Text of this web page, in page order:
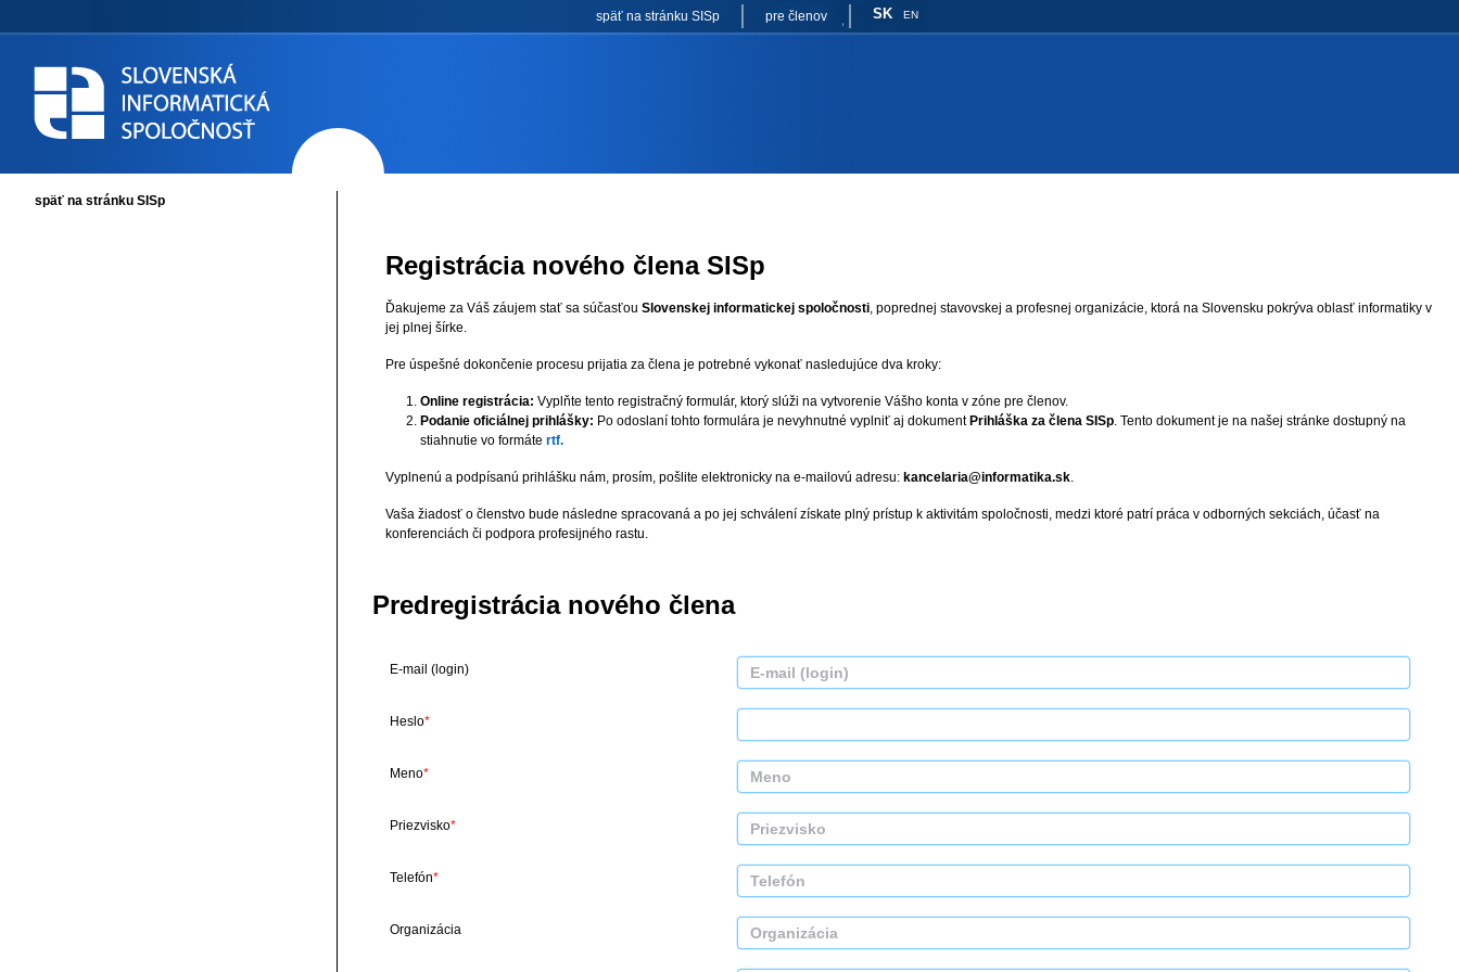
späť na stránku SISp pre členov SK EN
späť na stránku SISp
Registrácia nového člena SISp
Ďakujeme za Váš záujem stať sa súčasťou Slovenskej informatickej spoločnosti, poprednej stavovskej a profesnej organizácie, ktorá na Slovensku pokrýva oblasť informatiky v
jej plnej šírke.
Pre úspešné dokončenie procesu prijatia za člena je potrebné vykonať nasledujúce dva kroky:
Online registrácia: Vyplňte tento registračný formulár, ktorý slúži na vytvorenie Vášho konta v zóne pre členov.
Podanie oficiálnej prihlášky: Po odoslaní tohto formulára je nevyhnutné vyplniť aj dokument Prihláška za člena SISp. Tento dokument je na našej stránke dostupný na
stiahnutie vo formáte rtf.
Vyplnenú a podpísanú prihlášku nám, prosím, pošlite elektronicky na e-mailovú adresu: kancelaria@informatika.sk.
Vaša žiadosť o členstvo bude následne spracovaná a po jej schválení získate plný prístup k aktivitám spoločnosti, medzi ktoré patrí práca v odborných sekciách, účasť na
konferenciách či podpora profesijného rastu.
Predregistrácia nového člena
E-mail (login)
Heslo
Meno
Priezvisko
Telefón
Organizácia